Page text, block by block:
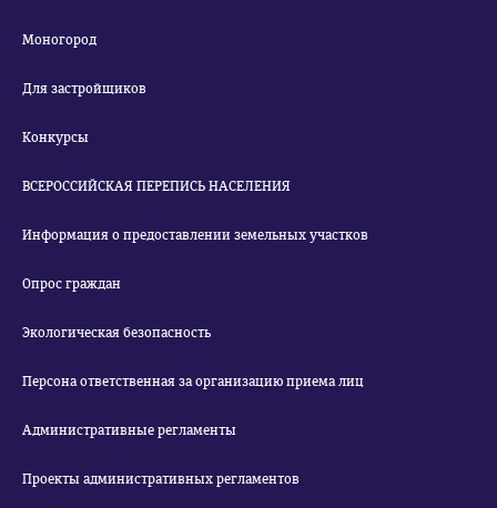
Моногород
Для застройщиков
Конкурсы
ВСЕРОССИЙСКАЯ ПЕРЕПИСЬ НАСЕЛЕНИЯ
Информация о предоставлении земельных участков
Опрос граждан
Экологическая безопасность
Персона ответственная за организацию приема лиц
Административные регламенты
Проекты административных регламентов